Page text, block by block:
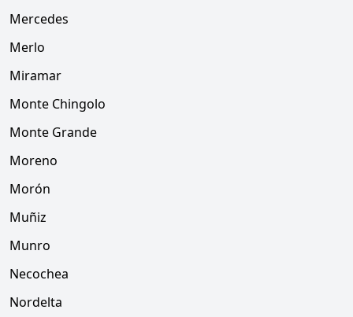
Mercedes
Merlo
Miramar
Monte Chingolo
Monte Grande
Moreno
Morón
Muñiz
Munro
Necochea
Nordelta